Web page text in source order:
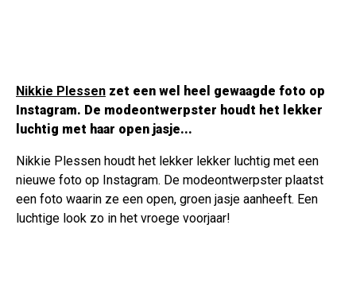
Nikkie Plessen zet een wel heel gewaagde foto op
Instagram. De modeontwerpster houdt het lekker
luchtig met haar open jasje...
Nikkie Plessen houdt het lekker lekker luchtig met een
nieuwe foto op Instagram. De modeontwerpster plaatst
een foto waarin ze een open, groen jasje aanheeft. Een
luchtige look zo in het vroege voorjaar!